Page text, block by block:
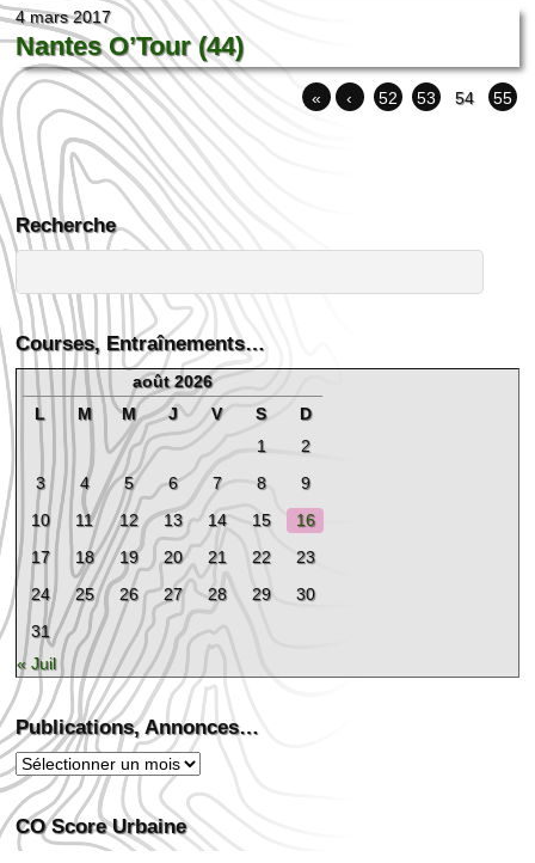
4 mars 2017
Nantes O’Tour (44)
« ‹ 52 53 54 55
Recherche
Courses, Entraînements…
août 2026
L
M M J V S
D
1
2
3
4 5 6 7 8
9
10
11 12 13 14 15
16
17
18 19 20 21 22
23
24
25 26 27 28 29
30
31
« Juil
Publications, Annonces…
Publications,
Annonces…
CO Score Urbaine